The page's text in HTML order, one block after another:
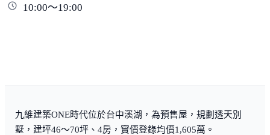
10:00～19:00
九維建築ONE時代位於台中溪湖，為預售屋，規劃透天別
墅，建坪46～70坪、4房，實價登錄均價1,605萬。